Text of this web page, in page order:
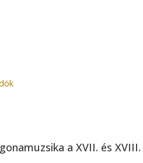
a XVII. és XVIII.